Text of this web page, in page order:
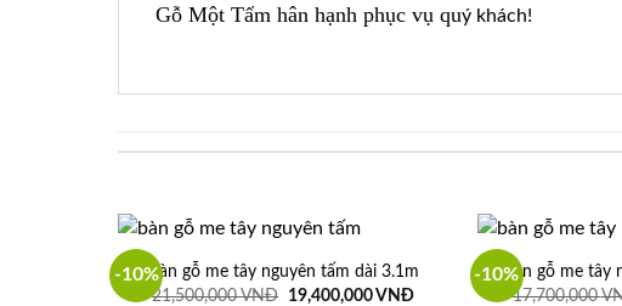
Gỗ Một Tấm hân hạnh phục vụ quý khách!
-10%Bàn gỗ me tây nguyên tấm dài 3.1m
21,500,000VNĐ Giá
19,400,000VNĐGiá
-10%Bàn gỗ me tây
17,700,000